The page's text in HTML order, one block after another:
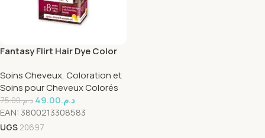
Fantasy Flirt Hair Dye Color
Soins Cheveux, Coloration et
Soins pour Cheveux Colorés
د.م.75.00 د.م.49.00
EAN: 3800213308583
UGS 20697